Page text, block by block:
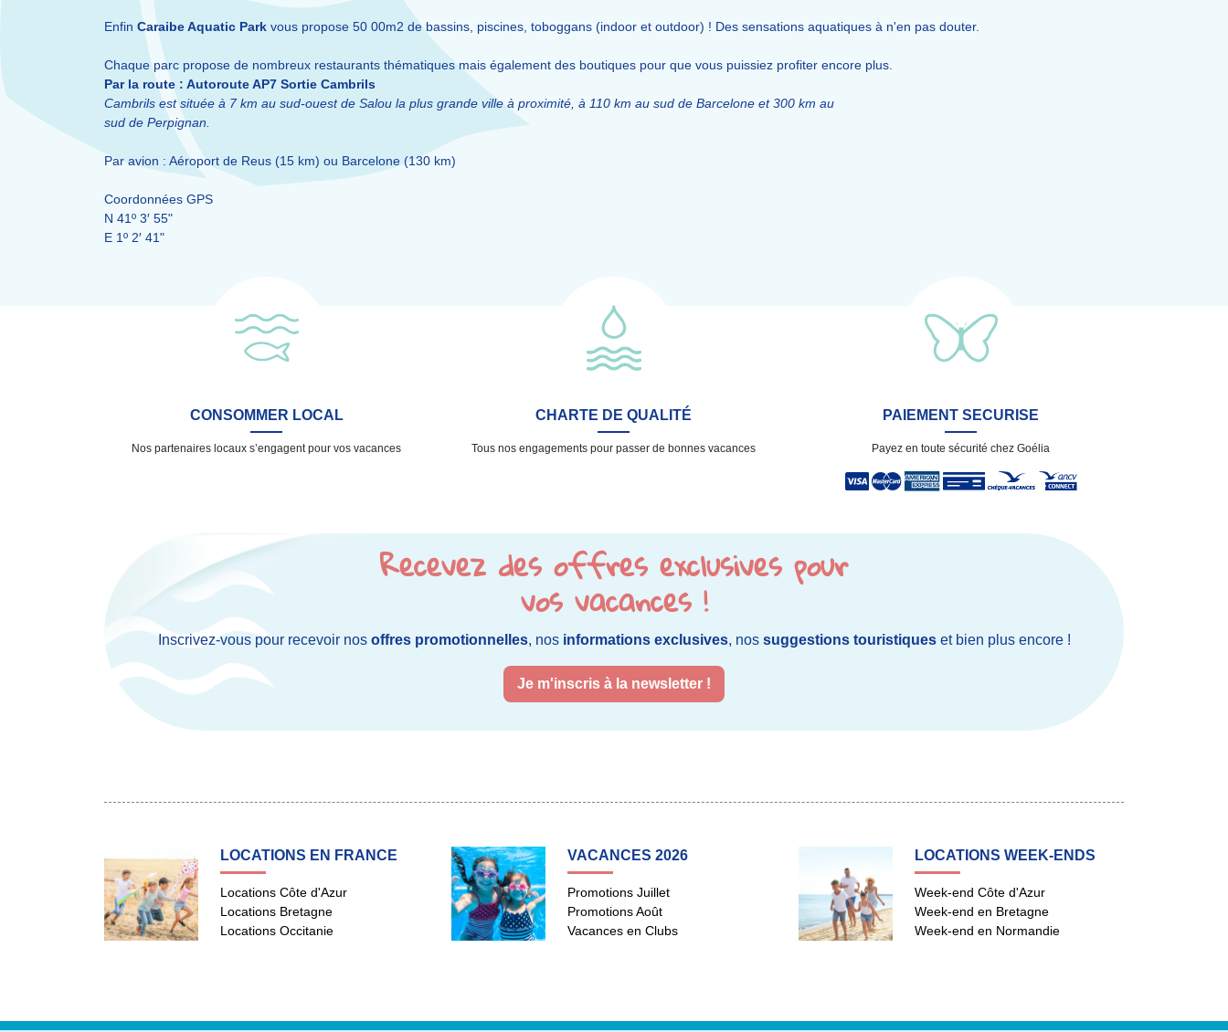
Enfin Caraibe Aquatic Park vous propose 50 00m2 de bassins, piscines, toboggans (indoor et outdoor) ! Des sensations aquatiques à n'en pas douter.
Chaque parc propose de nombreux restaurants thématiques mais également des boutiques pour que vous puissiez profiter encore plus.
Par la route : Autoroute AP7 Sortie Cambrils
Cambrils est située à 7 km au sud-ouest de Salou la plus grande ville à proximité, à 110 km au sud de Barcelone et 300 km au
sud de Perpignan.
Par avion : Aéroport de Reus (15 km) ou Barcelone (130 km)
Coordonnées GPS
N 41º 3′ 55"
E 1º 2′ 41"
CONSOMMER LOCAL
Nos partenaires locaux s’engagent pour vos vacances
CHARTE DE QUALITÉ
Tous nos engagements pour passer de bonnes vacances
PAIEMENT SECURISE
Payez en toute sécurité chez Goélia
Recevez des offres exclusives pour
vos vacances !
Inscrivez-vous pour recevoir nos offres promotionnelles, nos informations exclusives, nos suggestions touristiqueset bien plus encore !
Je m'inscris à la newsletter !
LOCATIONS EN FRANCE
Locations Côte d'Azur
Locations Bretagne
Locations Occitanie
VACANCES 2026
Promotions Juillet
Promotions Août
Vacances en Clubs
LOCATIONS WEEK-ENDS
Week-end Côte d'Azur
Week-end en Bretagne
Week-end en Normandie